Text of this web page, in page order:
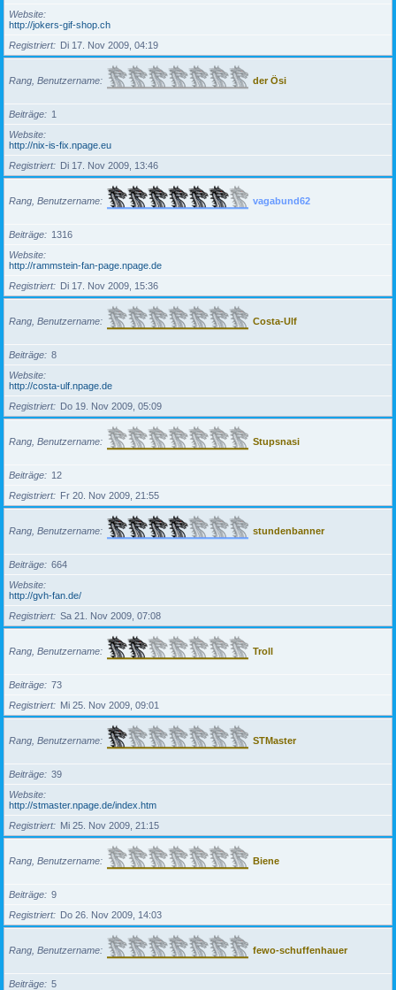
Website
http://jokers-gif-shop.ch
Registriert
Di 17. Nov 2009, 04:19
Rang, Benutzername der Ösi
Beiträge
1
Website
http://nix-is-fix.npage.eu
Registriert
Di 17. Nov 2009, 13:46
Rang, Benutzername vagabund62
Beiträge
1316
Website
http://rammstein-fan-page.npage.de
Registriert
Di 17. Nov 2009, 15:36
Rang, Benutzername Costa-Ulf
Beiträge
8
Website
http://costa-ulf.npage.de
Registriert
Do 19. Nov 2009, 05:09
Rang, Benutzername Stupsnasi
Beiträge
12
Registriert
Fr 20. Nov 2009, 21:55
Rang, Benutzername stundenbanner
Beiträge
664
Website
http://gvh-fan.de/
Registriert
Sa 21. Nov 2009, 07:08
Rang, Benutzername Troll
Beiträge
73
Registriert
Mi 25. Nov 2009, 09:01
Rang, Benutzername STMaster
Beiträge
39
Website
http://stmaster.npage.de/index.htm
Registriert
Mi 25. Nov 2009, 21:15
Rang, Benutzername Biene
Beiträge
9
Registriert
Do 26. Nov 2009, 14:03
Rang, Benutzername fewo-schuffenhauer
Beiträge
5